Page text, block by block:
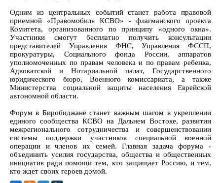
Одним из центральных событий станет работа правовой
приемной «Правомобиль КСВО» - флагманского проекта
Комитета, организованного по принципу «одного окна».
Участники смогут бесплатно получить консультации
представителей Управления ФНС, Управления ФССП,
прокуратуры, Социального фонда России, аппаратов
уполномоченных по правам человека и по правам ребенка,
Адвокатской и Нотариальной палат, Государственного
юридического бюро, Военного комиссариата, а также
Министерства социальной защиты населения Еврейской
автономной области.
Форум в Биробиджане станет важным шагом в укреплении
единого сообщества КСВО на Дальнем Востоке, развитии
межрегионального сотрудничества и совершенствовании
системы поддержки участников специальной военной
операции и членов их семей. Главная задача форума -
объединить усилия государства, общества и общественных
инициатив ради помощи тем, кто защищает Россию, и тем,
кто ждет своих героев домой.